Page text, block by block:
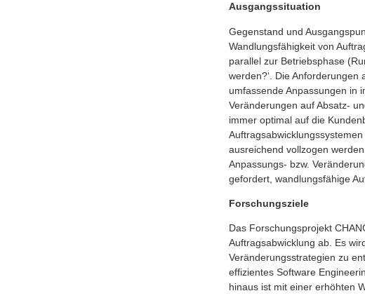
Ausgangssituation
Gegenstand und
Wandlungsfähigkeit von
parallel zur Betriebsphase
werden?‘. Die
umfassende Anpassungen in
Veränderungen auf Absatz-
immer optimal auf die
ausreichend vollzogen
Anpassungs- bzw.
gefordert, wandlungsfähige
Forschungsziele
Das Forschungsprojekt
Auftragsabwicklung ab. Es
Veränderungsstrategien zu
effizientes Software
hinaus ist mit einer erhöhten